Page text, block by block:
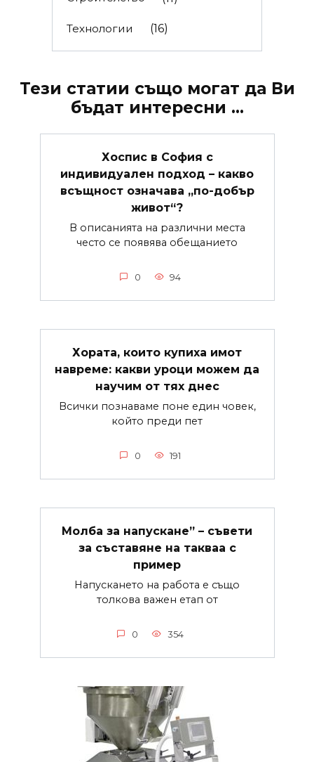
Технологии (16)
Тези статии също могат да Ви
бъдат интересни ...
Хоспис в София с
индивидуален подход – какво
всъщност означава „по-добър
живот“?
В описанията на различни места
често се появява обещанието
0 94
Хората, които купиха имот
навреме: какви уроци можем да
научим от тях днес
Всички познаваме поне един човек,
който преди пет
0 191
Молба за напускане” – съвети
за съставяне на такваа с
пример
Напускането на работа е също
толкова важен етап от
0 354